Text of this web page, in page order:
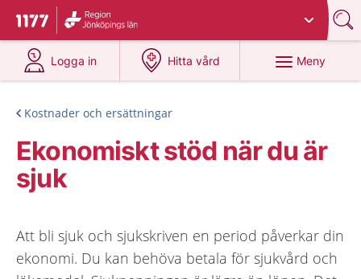
Till startsidan för 1177
Du har valt region
Logga in
på 1177.se
Hitta vård
på 1177.se
Meny
Kostnader och ersättningar
Ekonomiskt stöd när du är
sjuk
Att bli sjuk och sjukskriven en period påverkar din
ekonomi. Du kan behöva betala för sjukvård och